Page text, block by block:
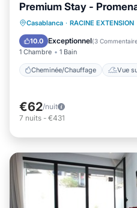
Premium Stay -
Casablanca · RACINE EXTENSION
10.0 Exceptionnel(3
1 Chambre 1 Bain
Cheminée/Chauffage Vue
Cheminée/Chauffage
Vue
Cuisine
€62/nuit
7 nuits - €431